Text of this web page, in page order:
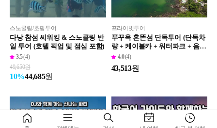
스노쿨링/호핑투어
다낭 참섬 씨워킹 & 스노클링 반
일 투어 (호텔 픽업 및 점심 포함)
3.5(4)
49,650원
10%44,685원
프라이빗투어
푸꾸옥 혼똔섬 단독투어 (단독차
량 + 케이블카 + 워터파크 + 음료
쿠폰 + 키스브릿지 입장권)
4.0(4)
43,513원